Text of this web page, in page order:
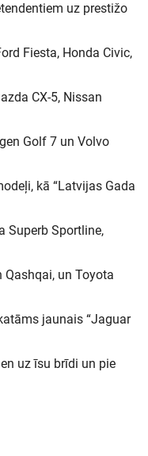
uz prestižo
Fiesta, Honda Civic,
CX-5, Nissan
Golf 7 un Volvo
kā “Latvijas Gada
Superb Sportline,
un Toyota
jaunais “Jaguar
uz īsu brīdi un pie